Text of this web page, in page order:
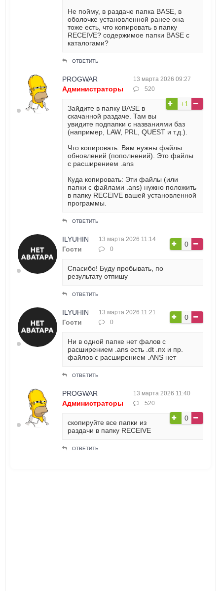
Не пойму, в раздаче папка BASE, в
оболочке установленной ранее она
тоже есть, что копировать в папку
RECEIVE? содержимое папки BASE с
каталогами?
ОТВЕТИТЬ
PROGWAR
Администраторы
13 марта 2026 09:27
520
+1
Зайдите в папку BASE в
скачанной раздаче. Там вы
увидите подпапки с названиями баз
(например, LAW, PRL, QUEST и т.д.).
Что копировать: Вам нужны файлы
обновлений (пополнений). Это файлы
с расширением .ans
Куда копировать: Эти файлы (или
папки с файлами .ans) нужно положить
в папку RECEIVE вашей установленной
программы.
ОТВЕТИТЬ
ILYUHIN
Гости
13 марта 2026 11:14
0
0
Спасибо! Буду пробывать, по
результату отпишу
ОТВЕТИТЬ
ILYUHIN
Гости
13 марта 2026 11:21
0
0
Ни в одной папке нет фалов с
расширением .ans есть .dt .nx и пр.
файлов с расширением .ANS нет
ОТВЕТИТЬ
PROGWAR
Администраторы
13 марта 2026 11:40
520
0
скопируйте все папки из
раздачи в папку RECEIVE
ОТВЕТИТЬ